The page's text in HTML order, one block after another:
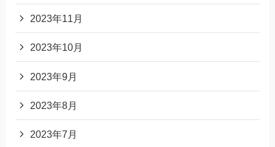
2023年11月
2023年10月
2023年9月
2023年8月
2023年7月